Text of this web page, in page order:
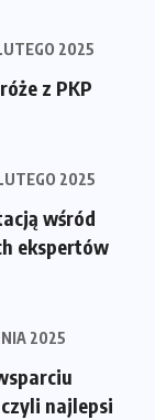
2025
z PKP
2025
wśród
ekspertów
2025
najlepsi